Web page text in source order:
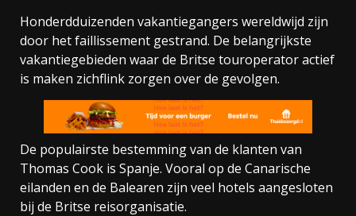
Honderdduizenden vakantiegangers wereldwijd zijn
door het faillissement gestrand. De belangrijkste
vakantiegebieden waar de Britse touroperator actief
is maken zichflink zorgen over de gevolgen.
De populairste bestemming van de klanten van
Thomas Cook is Spanje. Vooral op de Canarische
eilanden en de Balearen zijn veel hotels aangesloten
bij de Britse reisorganisatie.